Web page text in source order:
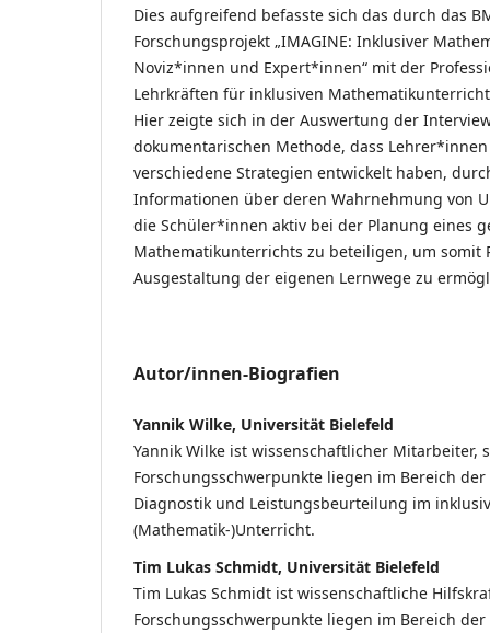
Dies aufgreifend befasste sich das durch das
Forschungsprojekt „IMAGINE: Inklusiver
Noviz*innen und Expert*innen“ mit der
Lehrkräften für inklusiven
Hier zeigte sich in der Auswertung der
dokumentarischen Methode, dass
verschiedene Strategien entwickelt haben,
Informationen über deren Wahrnehmung von
die Schüler*innen aktiv bei der Planung eines
Mathematikunterrichts zu beteiligen, um somit
Ausgestaltung der eigenen Lernwege zu
Autor/innen-Biografien
Yannik Wilke, Universität Bielefeld
Yannik Wilke ist wissenschaftlicher Mitarbeiter,
Forschungsschwerpunkte liegen im Bereich
Diagnostik und Leistungsbeurteilung im
(Mathematik-)Unterricht.
Tim Lukas Schmidt, Universität Bielefeld
Tim Lukas Schmidt ist wissenschaftliche
Forschungsschwerpunkte liegen im Bereich